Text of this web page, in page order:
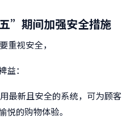
”期间加强安全措施
视安全，
益：
最新且安全的系统，可为顾客
悦的购物体验。